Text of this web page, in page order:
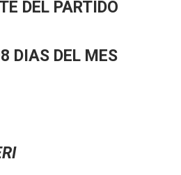
DEL PARTIDO
DIAS DEL MES